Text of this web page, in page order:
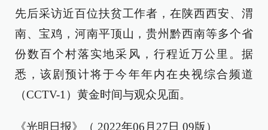
先后采访近百位扶贫工作者，在陕西西安、渭
南、宝鸡，河南平顶山，贵州黔西南等多个省
份数百个村落实地采风，行程近万公里。据
悉，该剧预计将于今年年内在央视综合频道
（CCTV-1）黄金时间与观众见面。
《光明日报》（ 2022年06月27日 09版）